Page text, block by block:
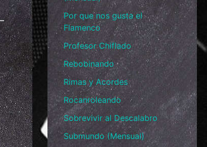
Por que nos gusta el
Flamenco
Profesor Chiflado
Rebobinando
Rimas y Acordes
Rocanroleando
Sobrevivir al Descalabro
Submundo (Mensual)